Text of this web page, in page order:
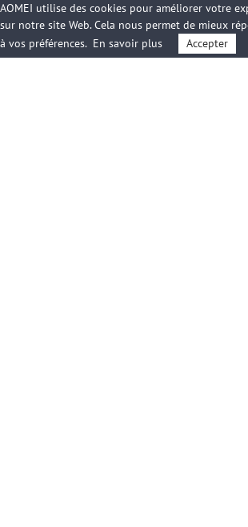
AOMEI utilise des cookies pour améliorer votre
sur notre site Web. Cela nous permet de mieux
à vos préférences. En savoir plus Accepter